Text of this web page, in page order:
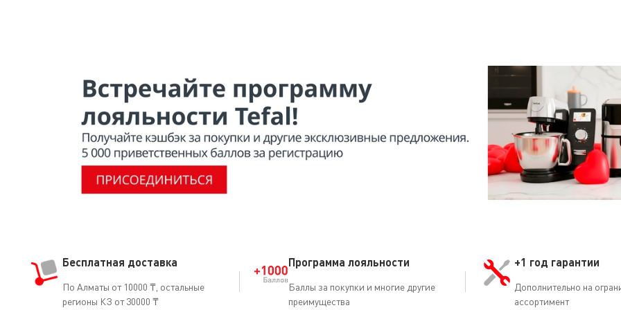
Бесплатная доставка
По Алматы от 10000 ₸, остальные
регионы КЗ от 30000 ₸
Программа лояльности
Баллы за покупки и многие другие
преимущества
+1 год гарантии
Дополнительно на
ассортимент